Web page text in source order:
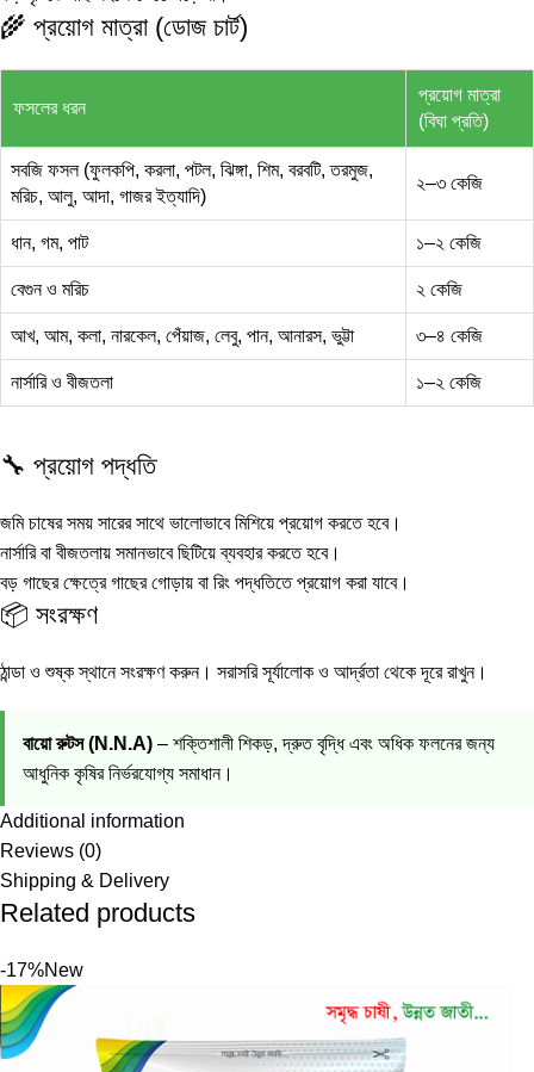
🌾 প্রয়োগ মাত্রা (ডোজ চার্ট)
ফসলের ধরন
প্রয়োগ মাত্রা
(বিঘা প্রতি)
সবজি ফসল (ফুলকপি, করলা, পটল, ঝিঙ্গা, শিম, বরবটি, তরমুজ,
মরিচ, আলু, আদা, গাজর ইত্যাদি)
২–৩ কেজি
ধান, গম, পাট ১–২ কেজি
বেগুন ও মরিচ ২ কেজি
আখ, আম, কলা, নারকেল, পেঁয়াজ, লেবু, পান, আনারস, ভুট্টা ৩–৪ কেজি
নার্সারি ও বীজতলা ১–২ কেজি
🔧 প্রয়োগ পদ্ধতি
জমি চাষের সময় সারের সাথে ভালোভাবে মিশিয়ে প্রয়োগ করতে হবে।
নার্সারি বা বীজতলায় সমানভাবে ছিটিয়ে ব্যবহার করতে হবে।
বড় গাছের ক্ষেত্রে গাছের গোড়ায় বা রিং পদ্ধতিতে প্রয়োগ করা যাবে।
📦 সংরক্ষণ
ঠান্ডা ও শুষ্ক স্থানে সংরক্ষণ করুন। সরাসরি সূর্যালোক ও আর্দ্রতা থেকে দূরে রাখুন।
বায়ো রুটস (N.N.A) – শক্তিশালী শিকড়, দ্রুত বৃদ্ধি এবং অধিক ফলনের জন্য
আধুনিক কৃষির নির্ভরযোগ্য সমাধান।
Additional information
Reviews (0)
Shipping & Delivery
Related products
-17%New